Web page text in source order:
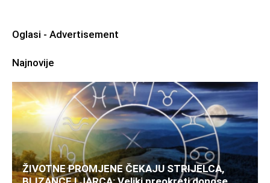
Oglasi - Advertisement
Najnovije
ŽIVOTNE PROMJENE ČEKAJU STRIJELCA,